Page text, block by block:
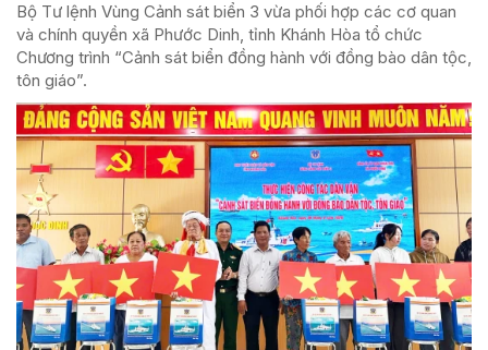
Bộ Tư lệnh Vùng Cảnh sát biển 3 vừa phối hợp các cơ quan
và chính quyền xã Phước Dinh, tỉnh Khánh Hòa tổ chức
Chương trình “Cảnh sát biển đồng hành với đồng bào dân tộc,
tôn giáo”.